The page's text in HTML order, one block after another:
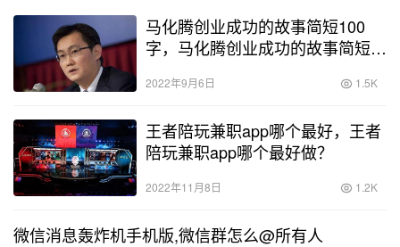
马化腾创业成功的故事简短100
字，马化腾创业成功的故事简短
2022年9月6日 1.5K
王者陪玩兼职app哪个最好，王者
陪玩兼职app哪个最好做？
2022年11月8日 1.2K
微信消息轰炸机手机版,微信群怎么@所有人